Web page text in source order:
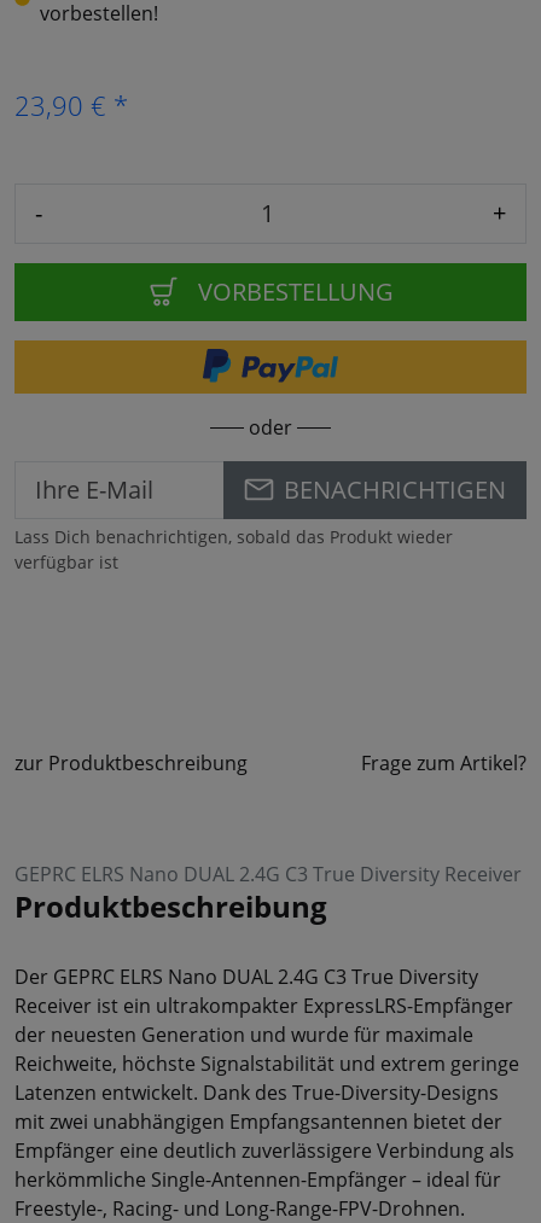
vorbestellen!
23,90 € *
- +
VORBESTELLUNG
oder
BENACHRICHTIGEN
Lass Dich benachrichtigen, sobald das Produkt wieder
verfügbar ist
zur Produktbeschreibung Frage zum Artikel?
GEPRC ELRS Nano DUAL 2.4G C3 True Diversity Receiver
Produktbeschreibung
Der GEPRC ELRS Nano DUAL 2.4G C3 True Diversity
Receiver ist ein ultrakompakter ExpressLRS-Empfänger
der neuesten Generation und wurde für maximale
Reichweite, höchste Signalstabilität und extrem geringe
Latenzen entwickelt. Dank des True-Diversity-Designs
mit zwei unabhängigen Empfangsantennen bietet der
Empfänger eine deutlich zuverlässigere Verbindung als
herkömmliche Single-Antennen-Empfänger – ideal für
Freestyle-, Racing- und Long-Range-FPV-Drohnen.